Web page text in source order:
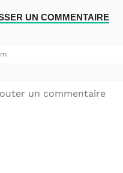
UN COMMENTAIRE